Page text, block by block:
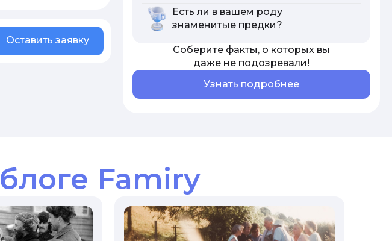
Оставить заявку
Есть ли в вашем роду
знаменитые предки?
Соберите факты, о которых вы
даже не подозревали!
Узнать подробнее
блоге Famiry